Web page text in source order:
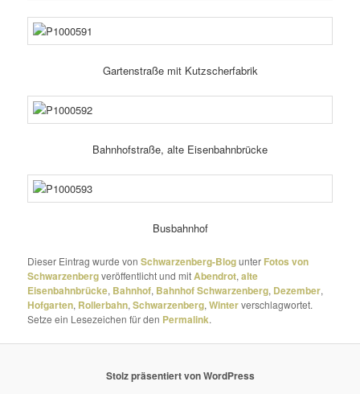
Gartenstraße mit Kutzscherfabrik
Bahnhofstraße, alte Eisenbahnbrücke
Busbahnhof
Dieser Eintrag wurde vonSchwarzenberg-Blogunter Fotos von
Schwarzenbergveröffentlicht und mitAbendrot,alte
Eisenbahnbrücke, Bahnhof, Bahnhof Schwarzenberg, Dezember,
Hofgarten, Rollerbahn,Schwarzenberg,Winterverschlagwortet.
Setze ein Lesezeichen für den Permalink.
Stolz präsentiert von WordPress